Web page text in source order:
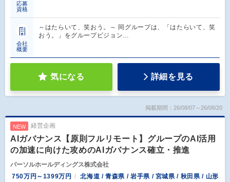
応募
資格
会社
概要
～はたらいて、笑おう。～ 同グループは、「はたらいて、笑
おう。」をグループビジョン…
気になる 詳細を見る
掲載期間：26/08/07～26/08/20
NEW 経営企画
AIガバナンス【原則フルリモート】グループのAI活用
の加速に向けた攻めのAIガバナンス確立・推進
パーソルホールディングス株式会社
750万円～1399万円
北海道 / 青森県 / 岩手県 / 宮城県 / 秋田県 / 山形